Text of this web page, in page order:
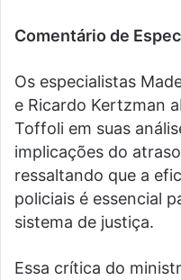
Comentário de
Os especialistas
e Ricardo Kertzman
Toffoli em suas
implicações do
ressaltando que a
policiais é essencial
sistema de justiça.
Essa crítica do